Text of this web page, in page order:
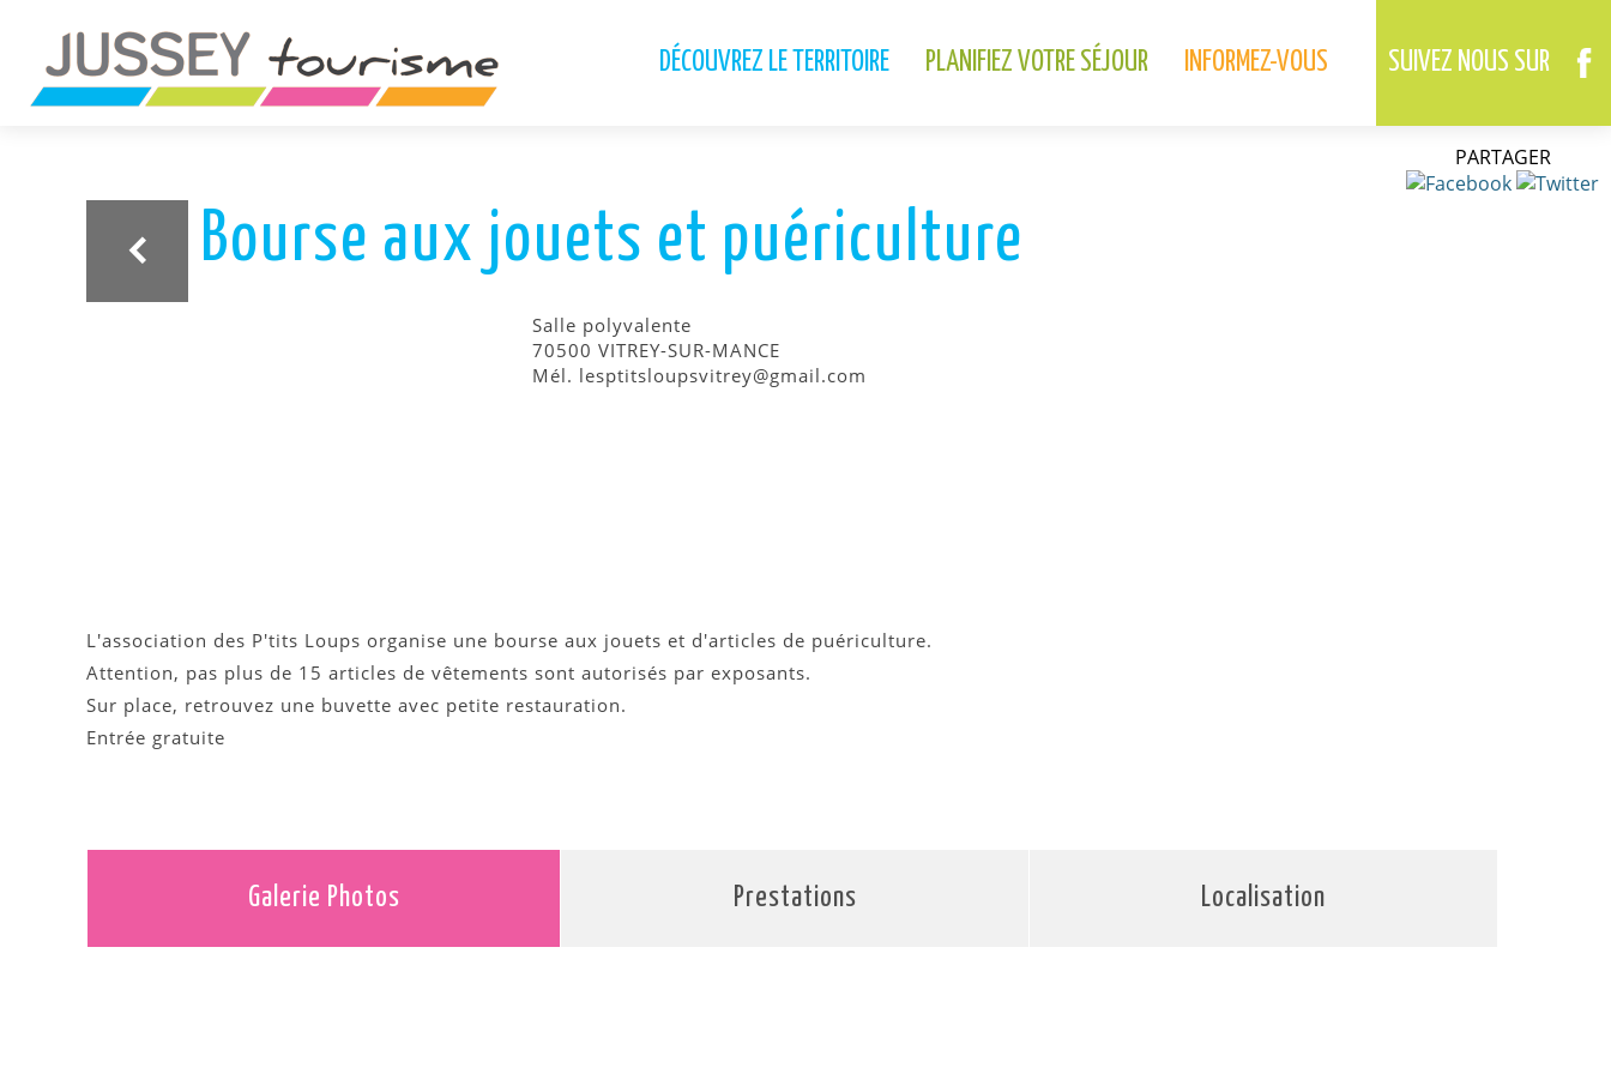
SUIVEZ NOUS SUR
DÉCOUVREZ LE TERRITOIRE PLANIFIEZ VOTRE SÉJOUR INFORMEZ-VOUS
ariane
Bourse aux jouets et puériculture
Salle polyvalente
70500 VITREY-SUR-MANCE
Mél. lesptitsloupsvitrey@gmail.com
L'association des P'tits Loups organise une bourse aux jouets et d'articles de puériculture.
Attention, pas plus de 15 articles de vêtements sont autorisés par exposants.
Sur place, retrouvez une buvette avec petite restauration.
Entrée gratuite
Galerie Photos Prestations Localisation
PARTAGER